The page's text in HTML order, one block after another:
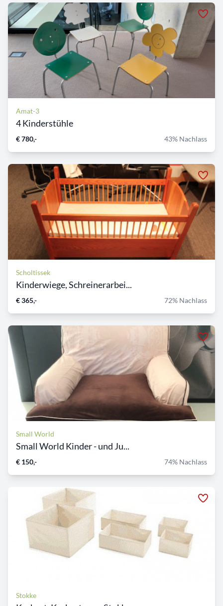
Amat-3
4 Kinderstühle
€ 780,- 43% Nachlass
Scholtissek
Kinderwiege, Schreinerarbei...
€ 365,- 72% Nachlass
Small World
Small World Kinder - und Ju...
€ 150,- 74% Nachlass
Stokke